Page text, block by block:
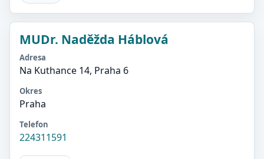
MUDr. Naděžda Háblová
Adresa
Na Kuthance 14, Praha 6
Okres
Praha
Telefon
224311591